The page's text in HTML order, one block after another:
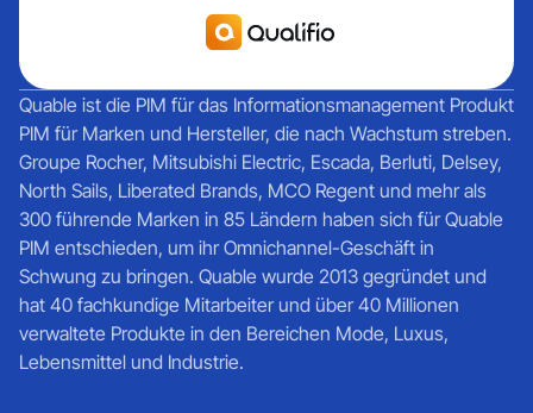
Quable ist die PIM für das Informationsmanagement Produkt
PIM für Marken und Hersteller, die nach Wachstum streben.
Groupe Rocher, Mitsubishi Electric, Escada, Berluti, Delsey,
North Sails, Liberated Brands, MCO Regent und mehr als
300 führende Marken in 85 Ländern haben sich für Quable
PIM entschieden, um ihr Omnichannel-Geschäft in
Schwung zu bringen. Quable wurde 2013 gegründet und
hat 40 fachkundige Mitarbeiter und über 40 Millionen
verwaltete Produkte in den Bereichen Mode, Luxus,
Lebensmittel und Industrie.